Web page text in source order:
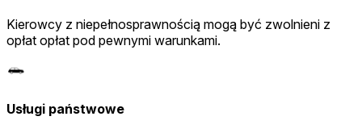
Kierowcy z niepełnosprawnością mogą być zwolnieni z
opłat opłat pod pewnymi warunkami.
Usługi państwowe